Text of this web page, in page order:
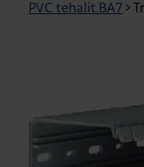
PVC tehalit.BA7 >